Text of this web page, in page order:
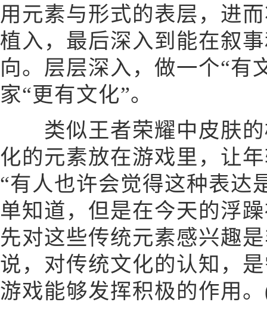
用元素与形式的表层，进
植入，最后深入到能在叙
向。层层深入，做一个“有
家“更有文化”。
类似王者荣耀中皮肤的
化的元素放在游戏里，让
“有人也许会觉得这种表达
单知道，但是在今天的浮
先对这些传统元素感兴趣
说，对传统文化的认知，
游戏能够发挥积极的作用